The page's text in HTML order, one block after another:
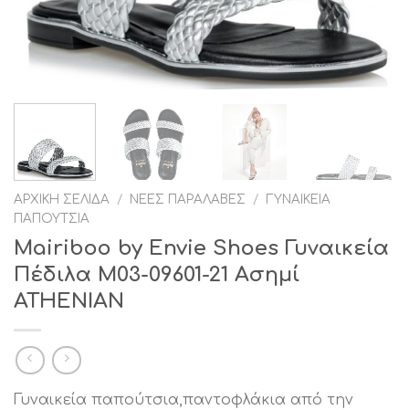
ΑΡΧΙΚΉ ΣΕΛΊΔΑ / ΝΈΕΣ ΠΑΡΑΛΑΒΈΣ /
ΓΥΝΑΙΚΕΊΑ
ΠΑΠΟΎΤΣΙΑ
Mairiboo by Envie Shoes Γυναικεία
Πέδιλα M03-09601-21 Ασημί
ATHENIAN
Γυναικεία παπούτσια,παντοφλάκια από την